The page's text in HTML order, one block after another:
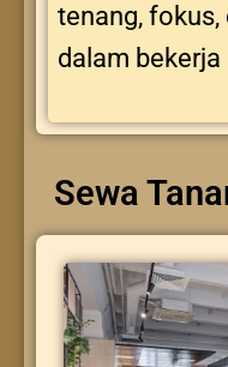
tenang, fokus,
dalam bekerja
Sewa